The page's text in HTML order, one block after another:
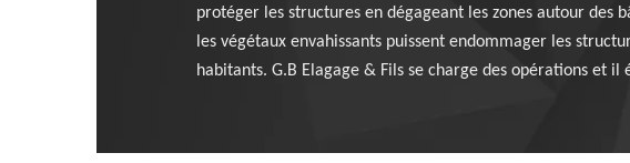
protéger les structures en dégageant les zones autour des
les végétaux envahissants puissent endommager les
habitants. G.B Elagage & Fils se charge des opérations et